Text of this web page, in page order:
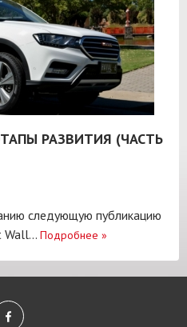
ЭТАПЫ РАЗВИТИЯ (ЧАСТЬ
следующую публикацию
Wall... Подробнее »